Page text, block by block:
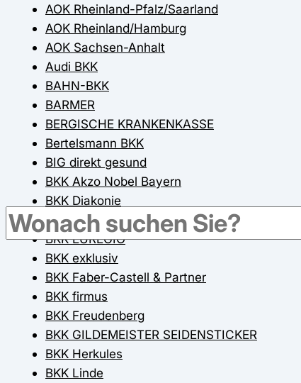
AOK Rheinland-Pfalz/Saarland
AOK Rheinland/Hamburg
AOK Sachsen-Anhalt
Audi BKK
BAHN-BKK
BARMER
BERGISCHE KRANKENKASSE
Bertelsmann BKK
BIG direkt gesund
BKK Akzo Nobel Bayern
BKK Diakonie
BKK DürkoppAdler
BKK EUREGIO
BKK exklusiv
BKK Faber-Castell & Partner
BKK firmus
BKK Freudenberg
BKK GILDEMEISTER SEIDENSTICKER
BKK Herkules
BKK Linde